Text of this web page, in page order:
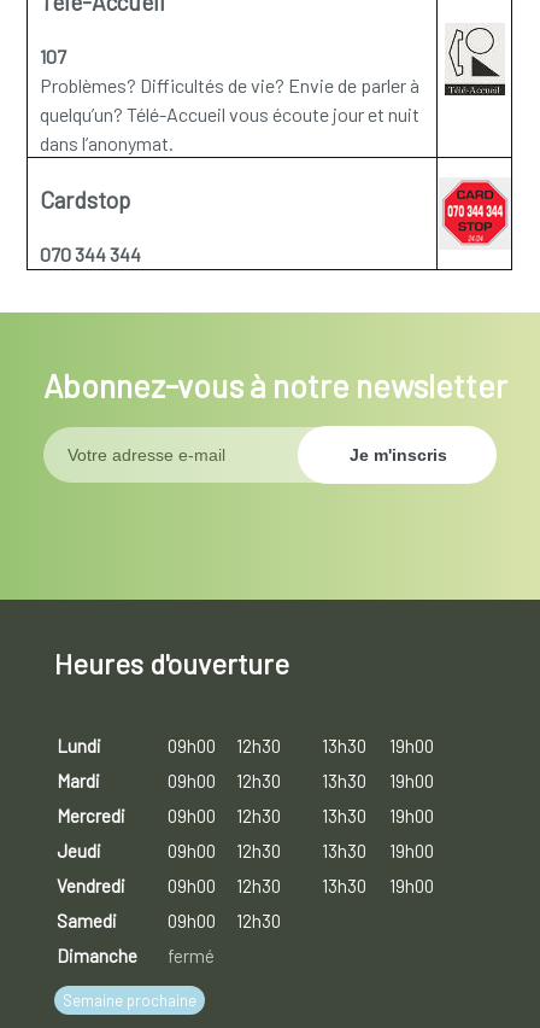
107
Problèmes? Difficultés de vie? Envie de parler à
quelqu’un? Télé-Accueil vous écoute jour et nuit
dans l’anonymat.
Cardstop
070 344 344
Abonnez-vous à notre newsletter
Heures d'ouverture
Lundi 09h00 12h30 13h30
19h00
Mardi
09h00 12h30 13h30
19h00
Mercredi
09h00 12h30 13h30
19h00
Jeudi
09h00 12h30 13h30
19h00
Vendredi
09h00 12h30 13h30
19h00
Samedi
09h00
12h30
Dimanche
fermé
Semaine prochaine